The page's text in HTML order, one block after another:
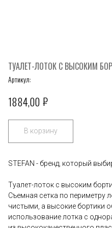
ТУАЛЕТ-ЛОТОК C ВЫСОКИМ
Артикул:
1884,00 ₽
В корзину
STEFAN - бренд, который
Туалет-лоток с высоким
Съемная сетка по периметру
чистыми, а высокие бортики
использование лотка с